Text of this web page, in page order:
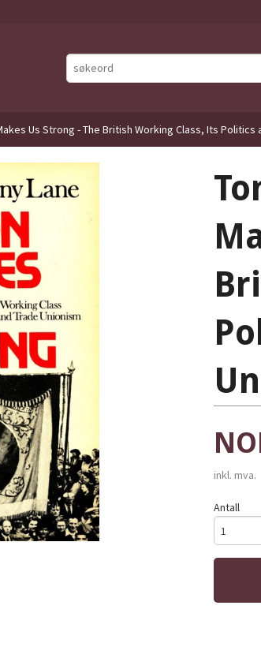
Us Strong - The British Working Class, Its Politics
inkl. mva.
Antall